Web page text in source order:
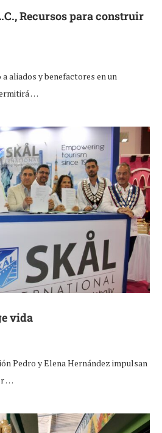
Recursos para construir
aliados y benefactores en un
…
vida
Pedro y Elena Hernández impulsan
…